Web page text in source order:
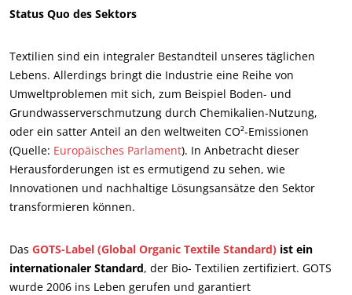
ECOCERT
Über uns
Aktuelles
Karriere
Status Quo des Sektors
Textilien sind ein integraler Bestandteil unseres täglichen
Lebens. Allerdings bringt die Industrie eine Reihe von
Umweltproblemen mit sich, zum Beispiel Boden- und
Grundwasserverschmutzung durch Chemikalien-Nutzung,
oder ein satter Anteil an den weltweiten CO²-Emissionen
(Quelle: Europäisches Parlament). In Anbetracht dieser
Herausforderungen ist es ermutigend zu sehen, wie
Innovationen und nachhaltige Lösungsansätze den Sektor
transformieren können.
Das GOTS-Label (Global Organic Textile Standard) ist ein
internationaler Standard, der Bio- Textilien zertifiziert. GOTS
wurde 2006 ins Leben gerufen und garantiert